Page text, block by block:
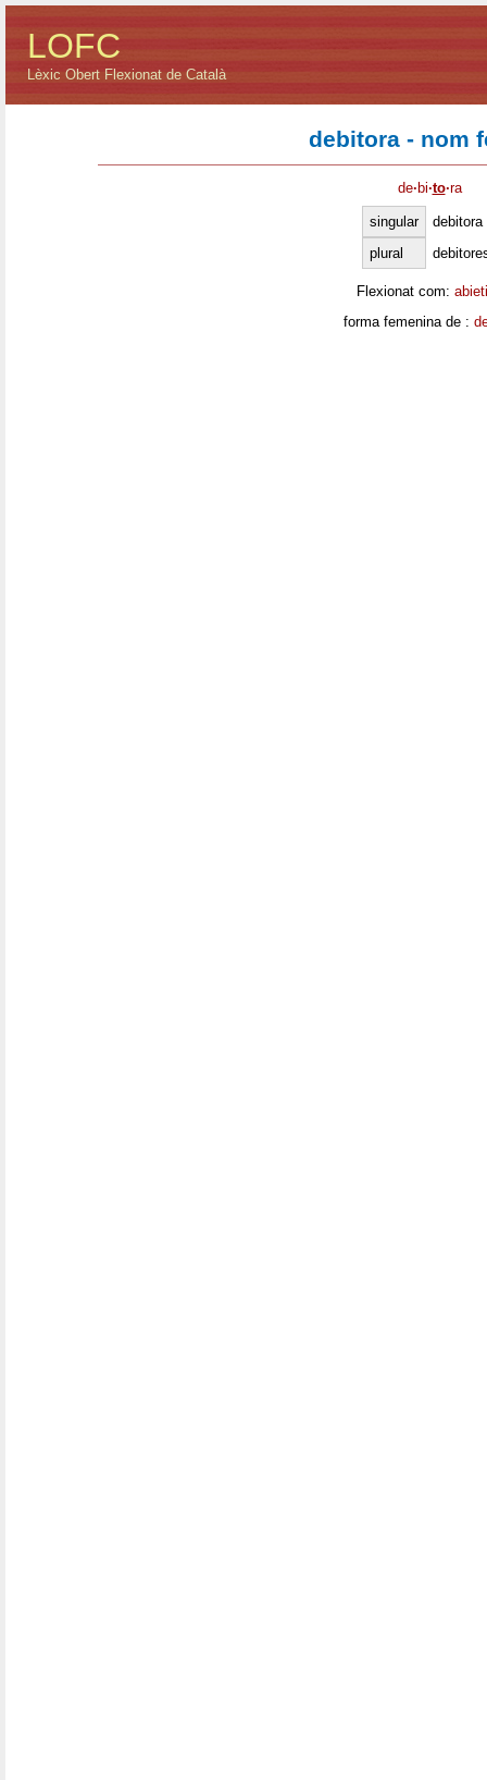
LOFC
Lèxic Obert Flexionat de Català
debitora - nom
de· bi·to·ra
singular
debitora
plural
Flexionat com:
forma femenina de :